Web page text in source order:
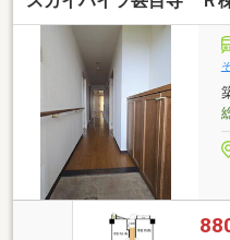
◎洗面室、浴室に窓
校 徒歩約12分・
スーパー甚目寺店
店 徒歩約10分・ヨ